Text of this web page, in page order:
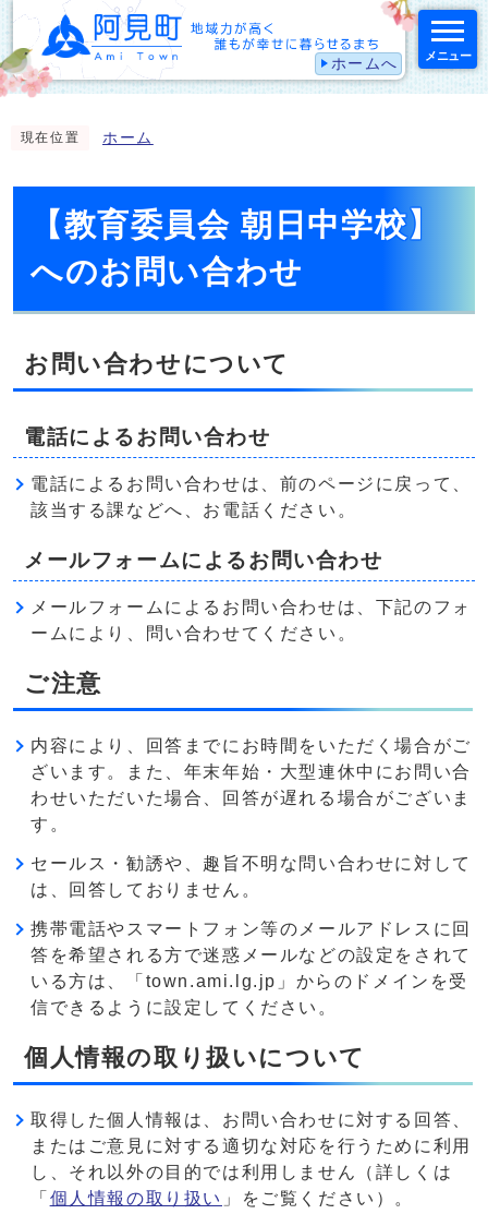
ホームへ メニュー
現在位置 ホーム
【教育委員会 朝日中学校】
へのお問い合わせ
お問い合わせについて
電話によるお問い合わせ
電話によるお問い合わせは、前のページに戻って、
該当する課などへ、お電話ください。
メールフォームによるお問い合わせ
メールフォームによるお問い合わせは、下記のフォ
ームにより、問い合わせてください。
ご注意
内容により、回答までにお時間をいただく場合がご
ざいます。また、年末年始・大型連休中にお問い合
わせいただいた場合、回答が遅れる場合がございま
す。
セールス・勧誘や、趣旨不明な問い合わせに対して
は、回答しておりません。
携帯電話やスマートフォン等のメールアドレスに回
答を希望される方で迷惑メールなどの設定をされて
いる方は、「town.ami.lg.jp」からのドメインを受
信できるように設定してください。
個人情報の取り扱いについて
取得した個人情報は、お問い合わせに対する回答、
またはご意見に対する適切な対応を行うために利用
し、それ以外の目的では利用しません（詳しくは
「 個人情報の取り扱い 」をご覧ください）。